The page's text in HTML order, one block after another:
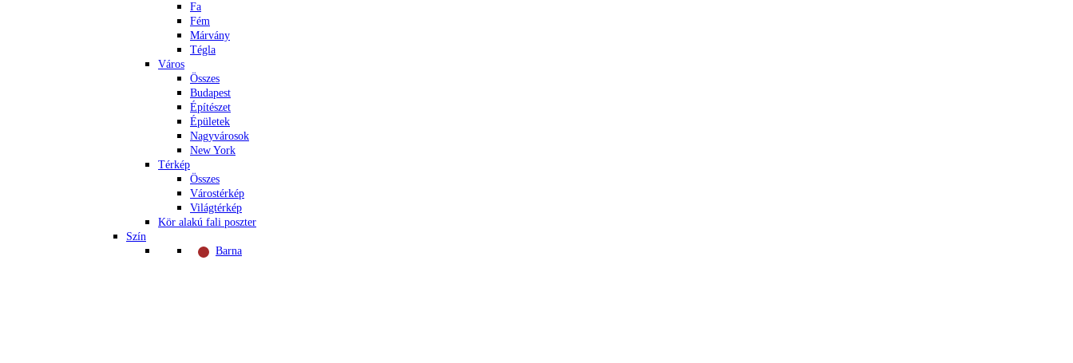
Fa
Fém
Márvány
Tégla
Város
Összes
Budapest
Építészet
Épületek
Nagyvárosok
New York
Térkép
Összes
Várostérkép
Világtérkép
Kör alakú fali poszter
Szín
Barna